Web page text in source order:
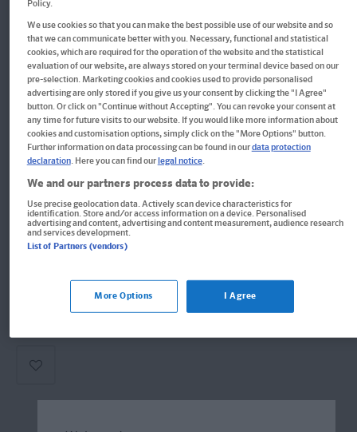
PONS Pocket-Wörterbuch
Italienisch
Der wichtigste Wortschatz für unterwegs
Buch
Format: 7,4 x 10,5 cm, 398 Seiten
ISBN: 978-3-12-518582-1
Vergriffen, wird abgel�st durch neue Ausgabe.
Policy.
We use cookies so that you can make the best possible use of our website and so
that we can communicate better with you. Necessary, functional and statistical
cookies, which are required for the operation of the website and the statistical
evaluation of our website, are always stored on your terminal device based on our
pre-selection. Marketing cookies and cookies used to provide personalised
advertising are only stored if you give us your consent by clicking the "I Agree"
button. Or click on "Continue without Accepting". You can revoke your consent at
any time for future visits to our website. If you would like more information about
cookies and customisation options, simply click on the "More Options" button.
Further information on data processing can be found in ourdata protection
declaration. Here you can find our legal notice.
We and our partners process data to provide:
Use precise geolocation data. Actively scan device characteristics for
identification. Store and/or access information on a device. Personalised
advertising and content, advertising and content measurement, audience research
and services development.
List of Partners (vendors)
More Options I Agree